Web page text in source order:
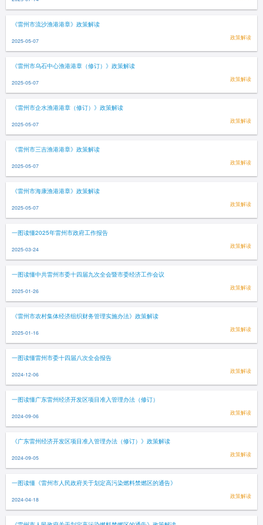
《雷州市流沙渔港港章》政策解读
2025-05-07 政策解读
《雷州市乌石中心渔港港章（修订）》政策解读
2025-05-07 政策解读
《雷州市企水渔港港章（修订）》政策解读
2025-05-07 政策解读
《雷州市三吉渔港港章》政策解读
2025-05-07 政策解读
《雷州市海康渔港港章》政策解读
2025-05-07 政策解读
一图读懂2025年雷州市政府工作报告
2025-03-24 政策解读
一图读懂中共雷州市委十四届九次全会暨市委经济工作会议
2025-01-26 政策解读
《雷州市农村集体经济组织财务管理实施办法》政策解读
2025-01-16 政策解读
一图读懂雷州市委十四届八次全会报告
2024-12-06 政策解读
一图读懂广东雷州经济开发区项目准入管理办法（修订）
2024-09-06 政策解读
《广东雷州经济开发区项目准入管理办法（修订）》政策解读
2024-09-05 政策解读
一图读懂《雷州市人民政府关于划定高污染燃料禁燃区的通告》
2024-04-18 政策解读